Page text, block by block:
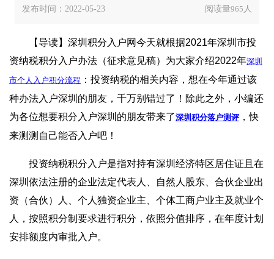
发布时间：2022-05-23 阅读量965 人
【导读】深圳积分入户网今天就根据2021年深圳市投
资纳税积分入户办法（征求意见稿）为大家介绍2022年深圳
市个人入户积分流程 ：投资纳税的相关内容，想在今年通过该
种办法入户深圳的朋友，千万别错过了！除此之外，小编还
为各位想要积分入户深圳的朋友带来了深圳积分落户测评，快
来测测自己能否入户吧！
投资纳税积分入户是指对持有深圳经济特区居住证且在
深圳依法注册的企业法定代表人、自然人股东、合伙企业出
资（合伙）人、个人独资企业主、个体工商户业主及就业个
人，按照积分制要求进行积分，依照分值排序，在年度计划
安排额度内审批入户。